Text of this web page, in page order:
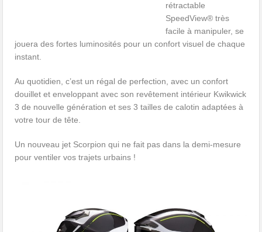
rétractable
SpeedView® très
facile à manipuler, se
jouera des fortes luminosités pour un confort visuel de chaque
instant.
Au quotidien, c’est un régal de perfection, avec un confort
douillet et enveloppant avec son revêtement intérieur Kwikwick
3 de nouvelle génération et ses 3 tailles de calotin adaptées à
votre tour de tête.
Un nouveau jet Scorpion qui ne fait pas dans la demi-mesure
pour ventiler vos trajets urbains !